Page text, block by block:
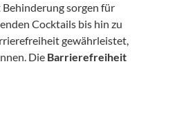
sorgen für
Cocktails bis hin zu
gewährleistet,
Die Barrierefreiheit